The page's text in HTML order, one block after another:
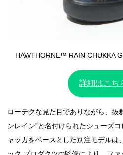
HAWTHORNE™ RAIN
詳細はこち
ローテクな見た目でありながら、抜
ンレイン”と名付けられたシューズ
ャッカをベースとした別注モデルは